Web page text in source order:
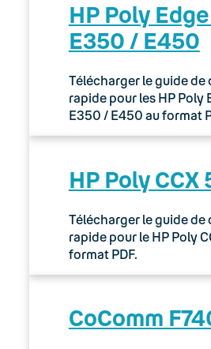
HP Poly
E350 / E450
Télécharger le guide de
rapide pour les HP Poly
E350 / E450 au format
HP Poly CCX
Télécharger le guide de
rapide pour le HP Poly
format PDF.
CoComm